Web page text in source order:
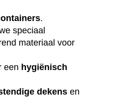
.
speciaal
materiaal voor
een hygiënisch
dekens en